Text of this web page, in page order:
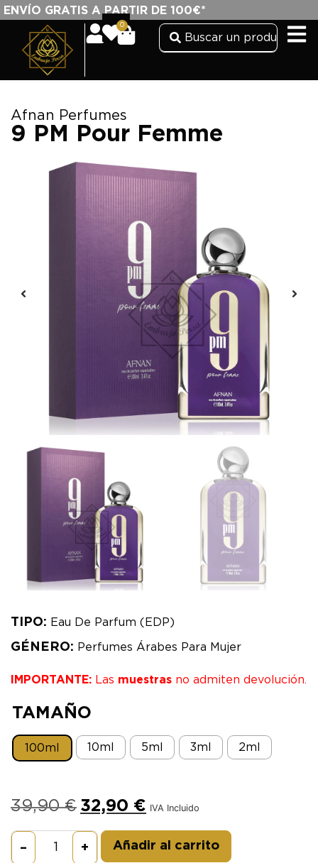
ENVÍO GRATIS A PARTIR DE 100€*
0
Afnan Perfumes
9 PM Pour Femme
TIPO: Eau De Parfum (EDP)
GÉNERO: Perfumes Árabes Para Mujer
IMPORTANTE: Las muestras no admiten devolución.
TAMAÑO
100ml 10ml 5ml 3ml 2ml
39,90€ 32,90 € IVA Incluido
– + Añadir al carrito